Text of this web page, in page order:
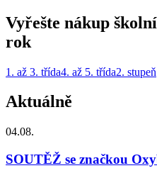
Vyřešte nákup
rok
1. až 3. třída4. až 5. třída2. stupeň
Aktuálně
04.08.
SOUTĚŽ se značkou